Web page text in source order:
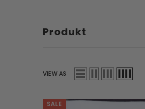
Produkt
VIEW AS
SALE